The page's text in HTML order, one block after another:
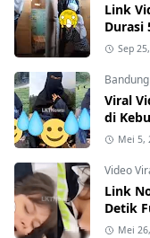
Link
Durasi
Sep
Bandung
Viral
di
Mei 5,
Video
Link
Detik
Hati-
Mei